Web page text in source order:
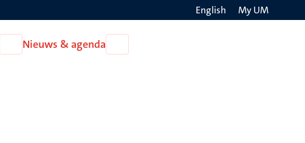
English My UM
Open
Over
Nieuws & agenda
Nieuws